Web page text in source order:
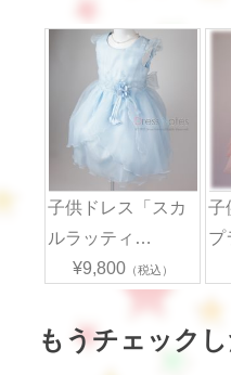
子供ドレス「スカ
ルラッティ…
¥9,800（税込）
子
プ
もうチェック